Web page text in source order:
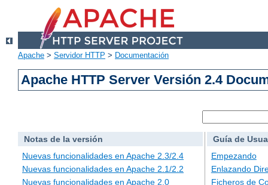
Apache > Servidor HTTP > Documentación
Apache HTTP Server Versión 2.4
Notas de la versión
Nuevas funcionalidades en Apache 2.3/2.4
Nuevas funcionalidades en Apache 2.1/2.2
Nuevas funcionalidades en Apache 2.0
Guía de
Empezando
Enlazando
Ficheros de